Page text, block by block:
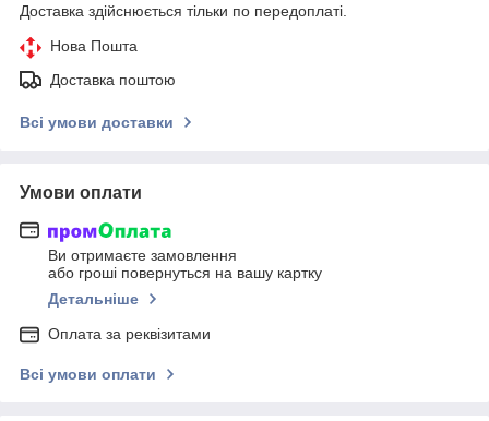
Доставка здійснюється тільки по передоплаті.
Нова Пошта
Доставка поштою
Всі умови доставки
Умови оплати
Ви отримаєте замовлення
або гроші повернуться на вашу картку
Детальніше
Оплата за реквізитами
Всі умови оплати